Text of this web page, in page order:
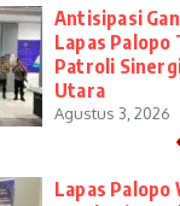
Antisipasi
Lapas Palopo
Patroli
Utara
Agustus 3, 2026
Lapas Palopo